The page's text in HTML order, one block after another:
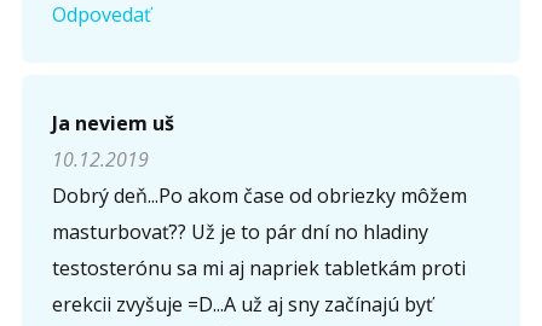
Odpovedať
Ja neviem uš
10.12.2019
Dobrý deň...Po akom čase od obriezky môžem
masturbovať?? Už je to pár dní no hladiny
testosterónu sa mi aj napriek tabletkám proti
erekcii zvyšuje =D...A už aj sny začínajú byť